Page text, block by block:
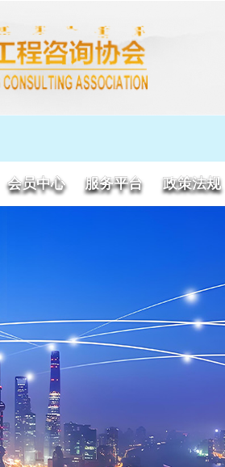
会员中心 服务平台 政策法规